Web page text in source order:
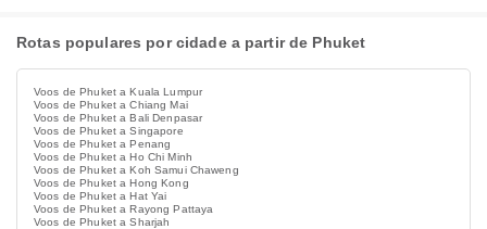
Rotas populares por cidade a partir de Phuket
Voos de Phuket a Kuala Lumpur
Voos de Phuket a Chiang Mai
Voos de Phuket a Bali Denpasar
Voos de Phuket a Singapore
Voos de Phuket a Penang
Voos de Phuket a Ho Chi Minh
Voos de Phuket a Koh Samui Chaweng
Voos de Phuket a Hong Kong
Voos de Phuket a Hat Yai
Voos de Phuket a Rayong Pattaya
Voos de Phuket a Sharjah